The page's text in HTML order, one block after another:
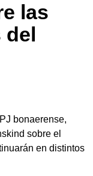
las
del
bonaerense,
sobre el
en distintos